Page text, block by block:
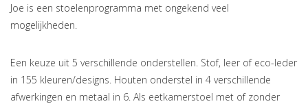
Joe is een stoelenprogramma met ongekend veel
mogelijkheden.
Een keuze uit 5 verschillende onderstellen. Stof, leer of eco-leder
in 155 kleuren/designs. Houten onderstel in 4 verschillende
afwerkingen en metaal in 6. Als eetkamerstoel met of zonder